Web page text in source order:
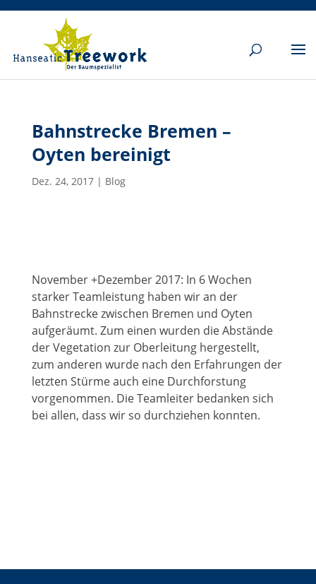
Bahnstrecke Bremen –
Oyten bereinigt
Dez. 24, 2017| Blog
November +Dezember 2017: In 6 Wochen
starker Teamleistung haben wir an der
Bahnstrecke zwischen Bremen und Oyten
aufgeräumt. Zum einen wurden die Abstände
der Vegetation zur Oberleitung hergestellt,
zum anderen wurde nach den Erfahrungen der
letzten Stürme auch eine Durchforstung
vorgenommen. Die Teamleiter bedanken sich
bei allen, dass wir so durchziehen konnten.